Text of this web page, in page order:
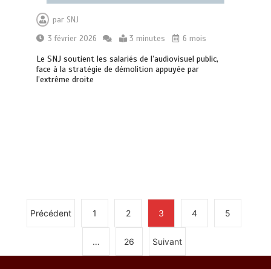
par SNJ
3 février 2026
3 minutes 6 mois
Le SNJ soutient les salariés de l’audiovisuel public,
face à la stratégie de démolition appuyée par
l’extrême droite
Précédent 1 2 3 4 5
… 26 Suivant